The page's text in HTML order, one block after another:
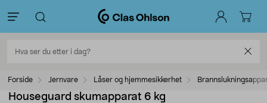
Forside Jernvare Låser og hjemmesikkerhet
Houseguard skumapparat 6 kg